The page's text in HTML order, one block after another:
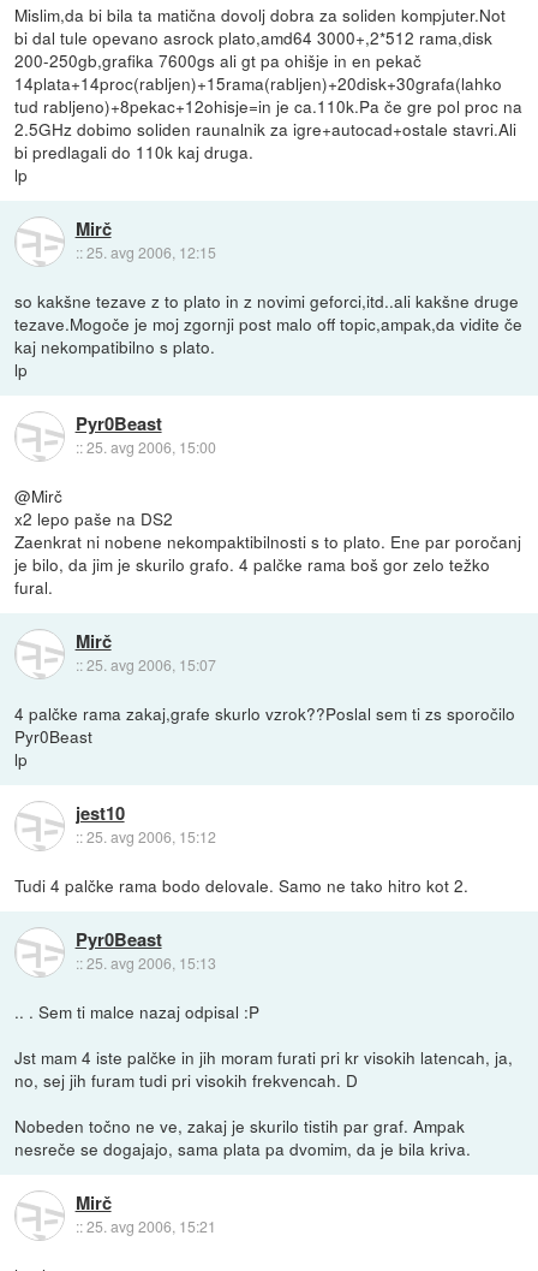
Mislim,da bi bila ta matična dovolj dobra za soliden kompjuter.Not
bi dal tule opevano asrock plato,amd64 3000+,2*512 rama,disk
200-250gb,grafika 7600gs ali gt pa ohišje in en pekač
14plata+14proc(rabljen)+15rama(rabljen)+20disk+30grafa(lahko
tud rabljeno)+8pekac+12ohisje=in je ca.110k.Pa če gre pol proc na
2.5GHz dobimo soliden raunalnik za igre+autocad+ostale stavri.Ali
bi predlagali do 110k kaj druga.
lp
Mirč
::25. avg 2006, 12:15
so kakšne tezave z to plato in z novimi geforci,itd..ali kakšne druge
tezave.Mogoče je moj zgornji post malo off topic,ampak,da vidite če
kaj nekompatibilno s plato.
lp
Pyr0Beast
::25. avg 2006, 15:00
@Mirč
x2 lepo paše na DS2
Zaenkrat ni nobene nekompaktibilnosti s to plato. Ene par poročanj
je bilo, da jim je skurilo grafo. 4 palčke rama boš gor zelo težko
fural.
Mirč
::25. avg 2006, 15:07
4 palčke rama zakaj,grafe skurlo vzrok??Poslal sem ti zs sporočilo
Pyr0Beast
lp
jest10
::25. avg 2006, 15:12
Tudi 4 palčke rama bodo delovale. Samo ne tako hitro kot 2.
Pyr0Beast
::25. avg 2006, 15:13
.. . Sem ti malce nazaj odpisal :P
Jst mam 4 iste palčke in jih moram furati pri kr visokih latencah, ja,
no, sej jih furam tudi pri visokih frekvencah. D
Nobeden točno ne ve, zakaj je skurilo tistih par graf. Ampak
nesreče se dogajajo, sama plata pa dvomim, da je bila kriva.
Mirč
::25. avg 2006, 15:21